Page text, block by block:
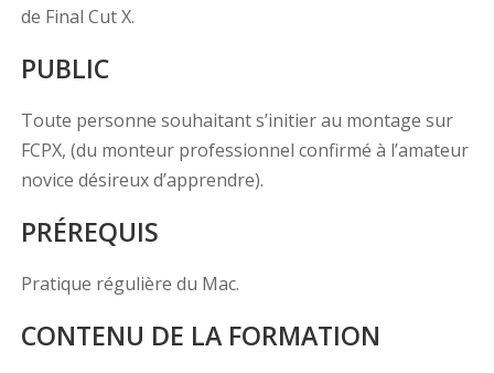
de Final Cut X.
PUBLIC
Toute personne souhaitant s’initier au montage sur
FCPX, (du monteur professionnel confirmé à l’amateur
novice désireux d’apprendre).
PRÉREQUIS
Pratique régulière du Mac.
CONTENU DE LA FORMATION